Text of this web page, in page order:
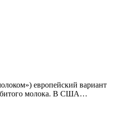
европейский вариант
молока. В США…